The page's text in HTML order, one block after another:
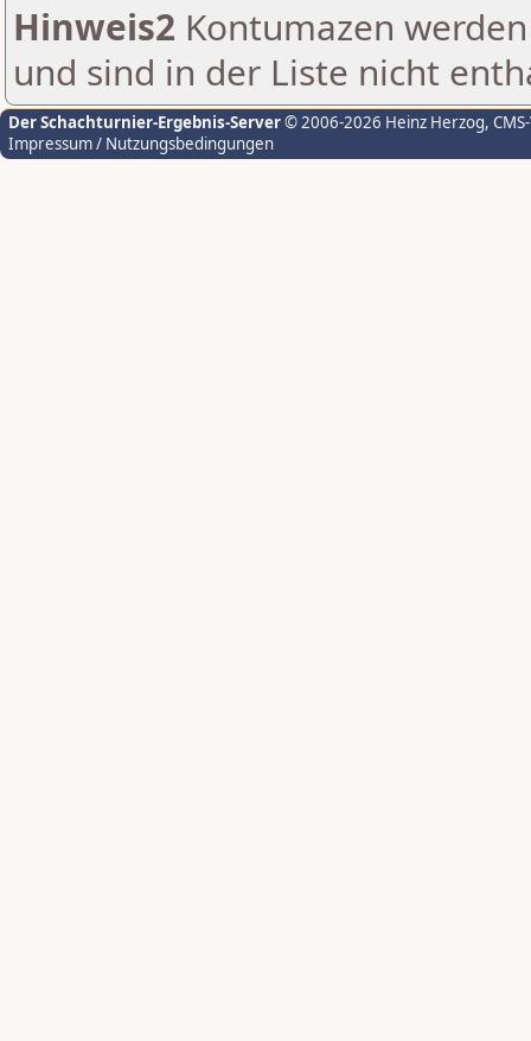
Hinweis2 Kontumazen
und sind in der Liste nicht
Der Schachturnier-Ergebnis-Server© 2006-2026 Heinz Herzog,
Impressum / Nutzungsbedingungen